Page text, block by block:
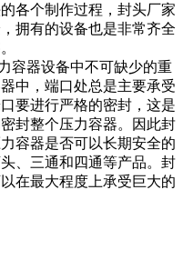
各个制作过程，封头厂家
拥有的设备也是非常齐全
容器设备中不可缺少的重
中 ，端口处总是主要承受
要进行严格的密封，这是
封整个压力容器。因此封
容器是否可以长期安全的
、三通和四通等产品。封
在最大程度上承受巨大的